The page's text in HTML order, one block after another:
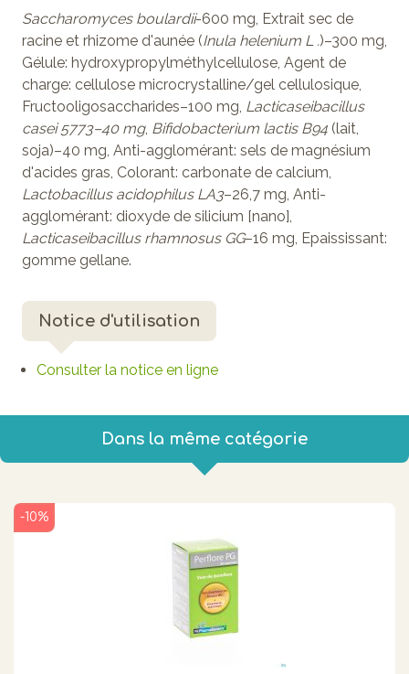
Saccharomyces boulardii-600 mg, Extrait sec de
racine et rhizome d'aunée (Inula helenium L .)–300 mg,
Gélule: hydroxypropylméthylcellulose, Agent de
charge: cellulose microcrystalline/gel cellulosique,
Fructooligosaccharides–100 mg, Lacticaseibacillus
casei 5773–40 mg, Bifidobacterium lactis B94 (lait,
soja)–40 mg, Anti-agglomérant: sels de magnésium
d'acides gras, Colorant: carbonate de calcium,
Lactobacillus acidophilus LA3–26,7 mg, Anti-
agglomérant: dioxyde de silicium [nano],
Lacticaseibacillus rhamnosus GG–16 mg, Epaississant:
gomme gellane.
Notice d'utilisation
Consulter la notice en ligne
Dans la même catégorie
-10%